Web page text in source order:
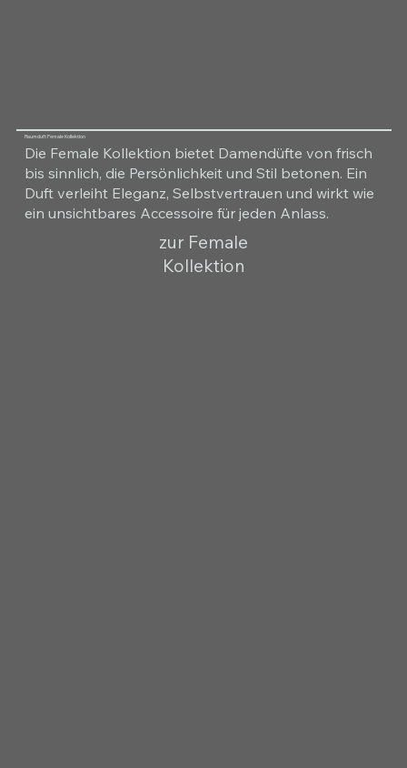
Raumduft Female Kollektion
Die Female Kollektion bietet Damendüfte von frisch
bis sinnlich, die Persönlichkeit und Stil betonen. Ein
Duft verleiht Eleganz, Selbstvertrauen und wirkt wie
ein unsichtbares Accessoire für jeden Anlass.
zur Female
Kollektion